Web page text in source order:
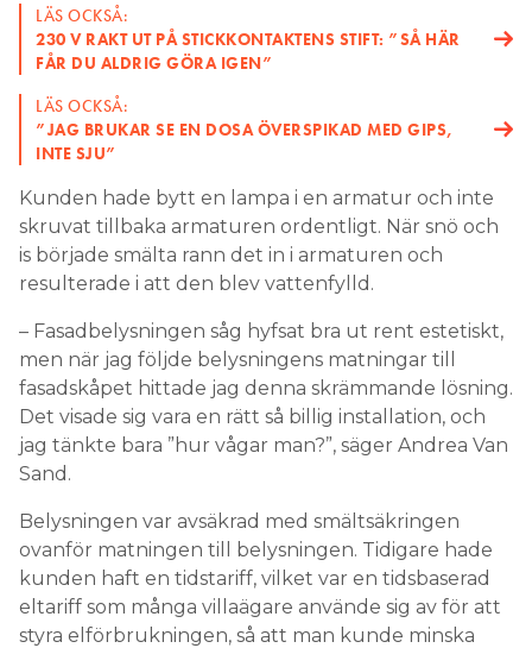
LÄS OCKSÅ:
230 V RAKT UT PÅ STICKKONTAKTENS STIFT: ”SÅ HÄR
FÅR DU ALDRIG GÖRA IGEN”
LÄS OCKSÅ:
”JAG BRUKAR SE EN DOSA ÖVERSPIKAD MED GIPS,
INTE SJU”
Kunden hade bytt en lampa i en armatur och inte
skruvat tillbaka armaturen ordentligt. När snö och
is började smälta rann det in i armaturen och
resulterade i att den blev vattenfylld.
– Fasadbelysningen såg hyfsat bra ut rent estetiskt,
men när jag följde belysningens matningar till
fasadskåpet hittade jag denna skrämmande lösning.
Det visade sig vara en rätt så billig installation, och
jag tänkte bara ”hur vågar man?”, säger Andrea Van
Sand.
Belysningen var avsäkrad med smältsäkringen
ovanför matningen till belysningen. Tidigare hade
kunden haft en tidstariff, vilket var en tidsbaserad
eltariff som många villaägare använde sig av för att
styra elförbrukningen, så att man kunde minska